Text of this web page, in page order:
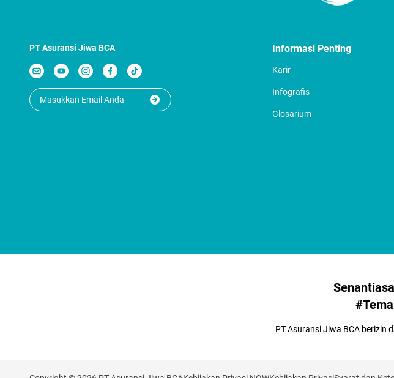
PT Asuransi Jiwa BCA Informasi Penting
Karir
Infografis
Glosarium
PT Asuransi Jiwa BCA berizin